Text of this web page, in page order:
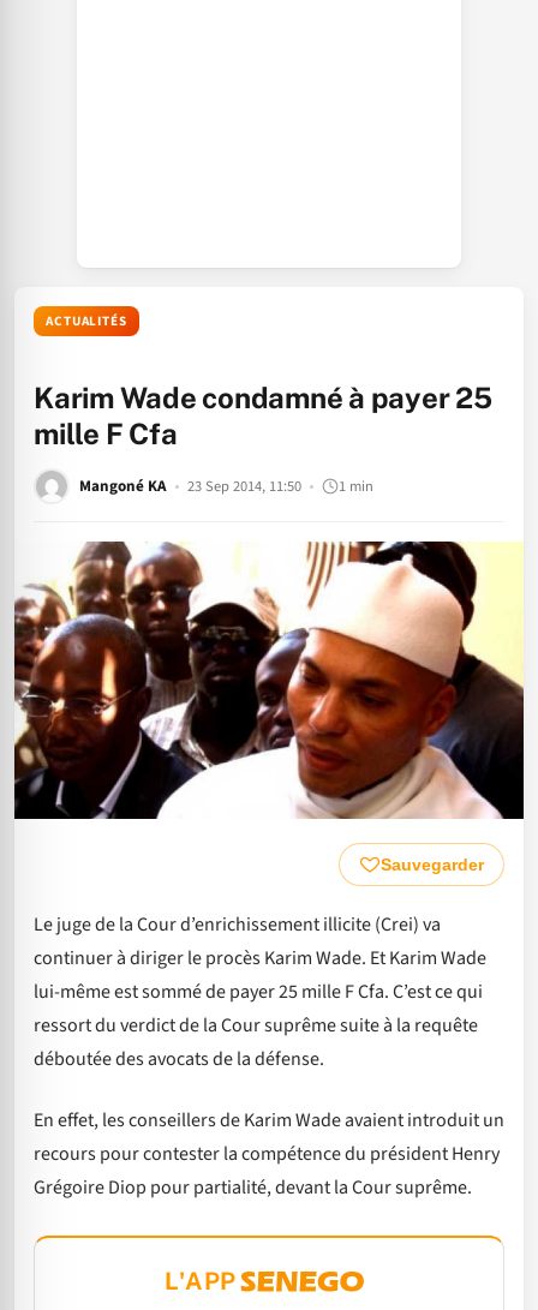
ACTUALITÉS
Karim Wade condamné à payer 25
mille F Cfa
Mangoné KA 23 Sep 2014, 11:50 1 min
Sauvegarder
Le juge de la Cour d’enrichissement illicite (Crei) va
continuer à diriger le procès Karim Wade. Et Karim Wade
lui-même est sommé de payer 25 mille F Cfa. C’est ce qui
ressort du verdict de la Cour suprême suite à la requête
déboutée des avocats de la défense.
En effet, les conseillers de Karim Wade avaient introduit un
recours pour contester la compétence du président Henry
Grégoire Diop pour partialité, devant la Cour suprême.
L'APP